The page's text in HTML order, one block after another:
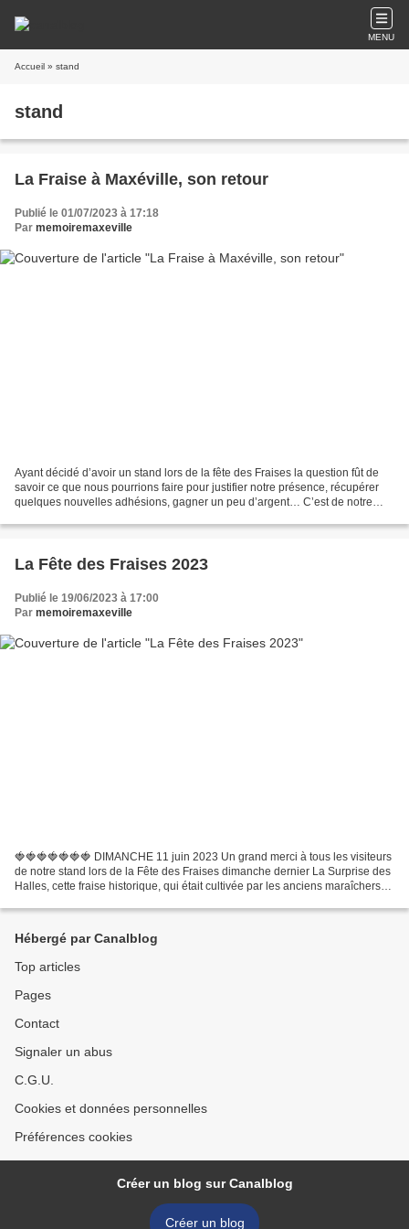
MENU
Accueil » stand
stand
La Fraise à Maxéville, son retour
Publié le 01/07/2023 à 17:18
Par memoiremaxeville
Ayant décidé d’avoir un stand lors de la fête des Fraises la question fût de
savoir ce que nous pourrions faire pour justifier notre présence, récupérer
quelques nouvelles adhésions, gagner un peu d’argent… C’est de notre
La Fête des Fraises 2023
Publié le 19/06/2023 à 17:00
Par memoiremaxeville
🍓🍓🍓🍓🍓🍓🍓 DIMANCHE 11 juin 2023 Un grand merci à tous les visiteurs
de notre stand lors de la Fête des Fraises dimanche dernier La Surprise des
Halles, cette fraise historique, qui était cultivée par les anciens maraîchers
Hébergé par Canalblog
Top articles
Pages
Contact
Signaler un abus
C.G.U.
Cookies et données personnelles
Préférences cookies
Créer un blog sur Canalblog
Créer un blog